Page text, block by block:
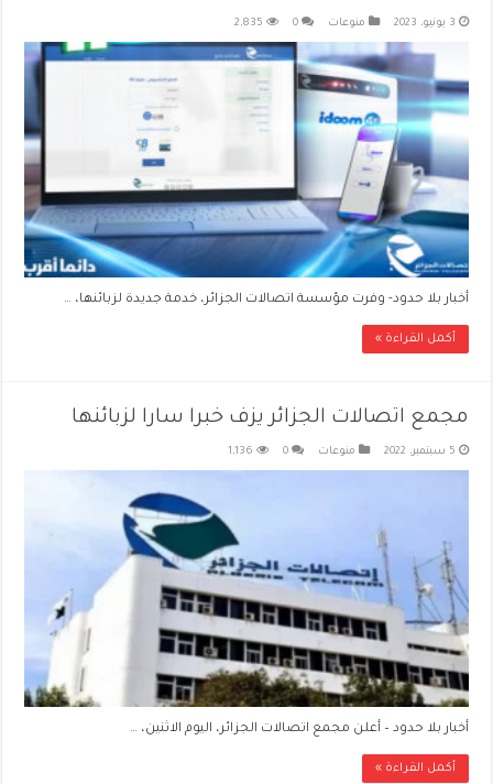
3 يونيو، 2023 منوعات 0
2,835
أخبار بلا حدود- وفرت مؤسسة اتصالات الجزائر، خدمة جديدة لزبائنها، …
أكمل القراءة »
مجمع اتصالات الجزائر يزف خبرا سارا لزبائنها
5 سبتمبر، 2022 منوعات 0
1,136
أخبار بلا حدود – أعلن مجمع اتصالات الجزائر، اليوم الاثنين، …
أكمل القراءة »